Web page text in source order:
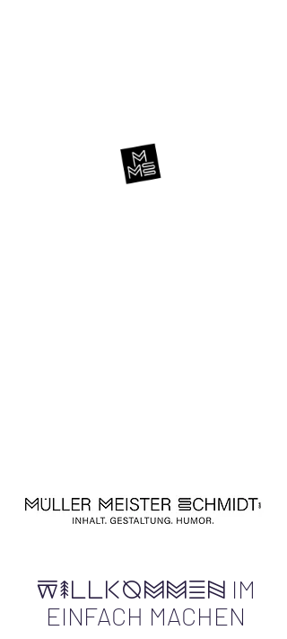
WILLKOMMEN IM
EINFACH MACHEN